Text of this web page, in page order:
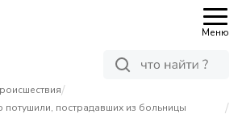
Меню
/
пострадавших из больницы
/